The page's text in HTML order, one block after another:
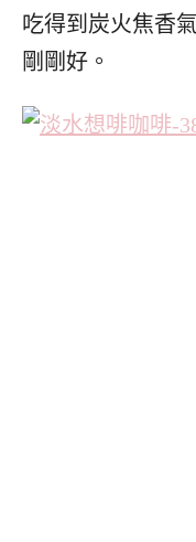
吃得到炭火焦香
剛剛好。